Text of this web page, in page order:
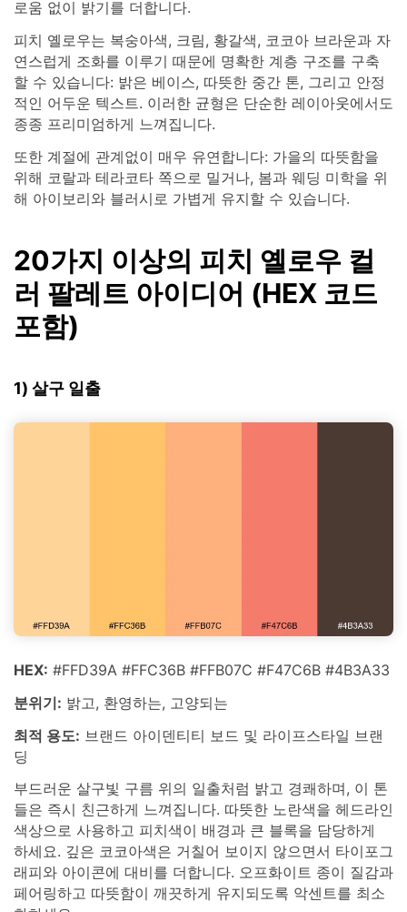
로움 없이 밝기를 더합니다.
피치 옐로우는 복숭아색, 크림, 황갈색, 코코아 브라운과 자
연스럽게 조화를 이루기 때문에 명확한 계층 구조를 구축
할 수 있습니다: 밝은 베이스, 따뜻한 중간 톤, 그리고 안정
적인 어두운 텍스트. 이러한 균형은 단순한 레이아웃에서도
종종 프리미엄하게 느껴집니다.
또한 계절에 관계없이 매우 유연합니다: 가을의 따뜻함을
위해 코랄과 테라코타 쪽으로 밀거나, 봄과 웨딩 미학을 위
해 아이보리와 블러시로 가볍게 유지할 수 있습니다.
20가지 이상의 피치 옐로우 컬
러 팔레트 아이디어 (HEX 코드
포함)
1) 살구 일출
HEX: #FFD39A #FFC36B #FFB07C #F47C6B #4B3A33
분위기: 밝고, 환영하는, 고양되는
최적 용도: 브랜드 아이덴티티 보드 및 라이프스타일 브랜
딩
부드러운 살구빛 구름 위의 일출처럼 밝고 경쾌하며, 이 톤
들은 즉시 친근하게 느껴집니다. 따뜻한 노란색을 헤드라인
색상으로 사용하고 피치색이 배경과 큰 블록을 담당하게
하세요. 깊은 코코아색은 거칠어 보이지 않으면서 타이포그
래피와 아이콘에 대비를 더합니다. 오프화이트 종이 질감과
페어링하고 따뜻함이 깨끗하게 유지되도록 악센트를 최소